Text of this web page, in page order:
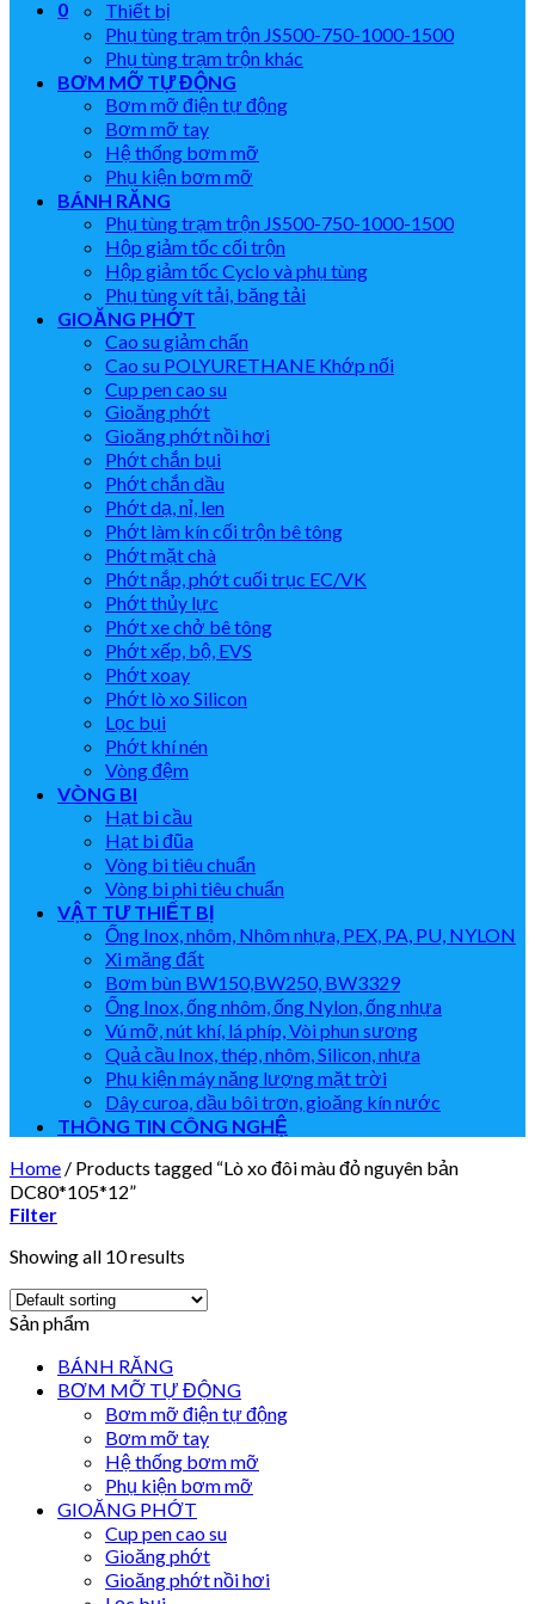
0
Thiết bị
Phụ tùng trạm trộn JS500-750-1000-1500
Phụ tùng trạm trộn khác
BƠM MỠ TỰ ĐỘNG
Bơm mỡ điện tự động
Bơm mỡ tay
Hệ thống bơm mỡ
Phụ kiện bơm mỡ
BÁNH RĂNG
Phụ tùng trạm trộn JS500-750-1000-1500
Hộp giảm tốc cối trộn
Hộp giảm tốc Cyclo và phụ tùng
Phụ tùng vít tải, băng tải
GIOĂNG PHỚT
Cao su giảm chấn
Cao su POLYURETHANE Khớp nối
Cup pen cao su
Gioăng phớt
Gioăng phớt nồi hơi
Phớt chắn bụi
Phớt chắn dầu
Phớt dạ, nỉ, len
Phớt làm kín cối trộn bê tông
Phớt mặt chà
Phớt nắp, phớt cuối trục EC/VK
Phớt thủy lực
Phớt xe chở bê tông
Phớt xếp, bộ, EVS
Phớt xoay
Phớt lò xo Silicon
Lọc bụi
Phớt khí nén
Vòng đệm
VÒNG BI
Hạt bi cầu
Hạt bi đũa
Vòng bi tiêu chuẩn
Vòng bi phi tiêu chuẩn
VẬT TƯ THIẾT BỊ
Ống Inox, nhôm, Nhôm nhựa, PEX, PA, PU, NYLON
Xi măng đất
Bơm bùn BW150,BW250, BW3329
Ống Inox, ống nhôm, ống Nylon, ống nhựa
Vú mỡ, nút khí, lá phíp, Vòi phun sương
Quả cầu Inox, thép, nhôm, Silicon, nhựa
Phụ kiện máy năng lượng mặt trời
Dây curoa, dầu bôi trơn, gioăng kín nước
THÔNG TIN CÔNG NGHỆ
Home / Products tagged “Lò xo đôi màu đỏ nguyên bản
DC80*105*12”
Filter
Showing all 10 results
Sản phẩm
BÁNH RĂNG
BƠM MỠ TỰ ĐỘNG
Bơm mỡ điện tự động
Bơm mỡ tay
Hệ thống bơm mỡ
Phụ kiện bơm mỡ
GIOĂNG PHỚT
Cup pen cao su
Gioăng phớt
Gioăng phớt nồi hơi